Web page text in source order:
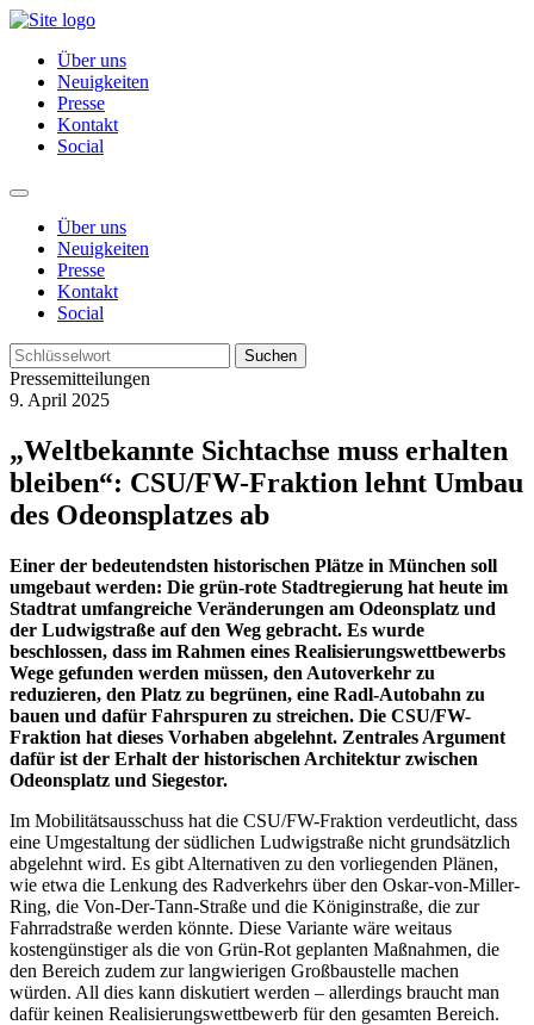
Über uns
Neuigkeiten
Presse
Kontakt
Social
Über uns
Neuigkeiten
Presse
Kontakt
Social
Suchen
Pressemitteilungen
9. April 2025
„Weltbekannte Sichtachse muss erhalten
bleiben“: CSU/FW-Fraktion lehnt Umbau
des Odeonsplatzes ab
Einer der bedeutendsten historischen Plätze in München soll
umgebaut werden: Die grün-rote Stadtregierung hat heute im
Stadtrat umfangreiche Veränderungen am Odeonsplatz und
der Ludwigstraße auf den Weg gebracht. Es wurde
beschlossen, dass im Rahmen eines Realisierungswettbewerbs
Wege gefunden werden müssen, den Autoverkehr zu
reduzieren, den Platz zu begrünen, eine Radl-Autobahn zu
bauen und dafür Fahrspuren zu streichen. Die CSU/FW-
Fraktion hat dieses Vorhaben abgelehnt. Zentrales Argument
dafür ist der Erhalt der historischen Architektur zwischen
Odeonsplatz und Siegestor.
Im Mobilitätsausschuss hat die CSU/FW-Fraktion verdeutlicht, dass
eine Umgestaltung der südlichen Ludwigstraße nicht grundsätzlich
abgelehnt wird. Es gibt Alternativen zu den vorliegenden Plänen,
wie etwa die Lenkung des Radverkehrs über den Oskar-von-Miller-
Ring, die Von-Der-Tann-Straße und die Königinstraße, die zur
Fahrradstraße werden könnte. Diese Variante wäre weitaus
kostengünstiger als die von Grün-Rot geplanten Maßnahmen, die
den Bereich zudem zur langwierigen Großbaustelle machen
würden. All dies kann diskutiert werden – allerdings braucht man
dafür keinen Realisierungswettbewerb für den gesamten Bereich.